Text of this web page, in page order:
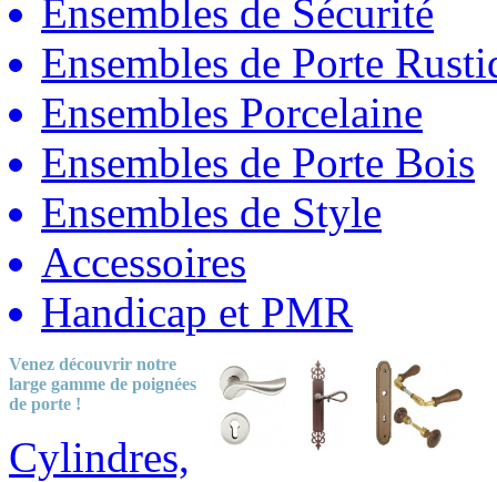
Ensembles de Sécurité
Ensembles de Porte
Ensembles Porcelaine
Ensembles de Porte Bois
Ensembles de Style
Accessoires
Handicap et PMR
Venez découvrir notre
large gamme de poignées
de porte !
Cylindres,